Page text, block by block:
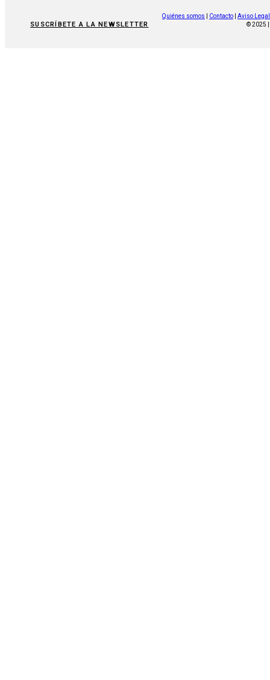
SUSCRÍBETE A LA NEWSLETTER
Quiénes somos Contacto
Aviso Legal
© 2025